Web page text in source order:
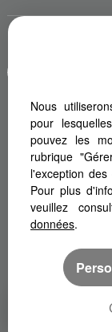
Afin de
PC,
Nous
pour
pouvez les
rubrique
l'exception
Pour plus
veuillez
données.